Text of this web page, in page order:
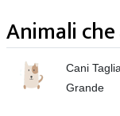
Animali
Cani
Grande